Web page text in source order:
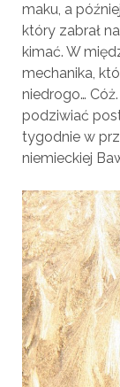
maku, a
który zabrał
kimać. W
mechanika,
niedrogo…
podziwiać
tygodnie w
niemieckiej